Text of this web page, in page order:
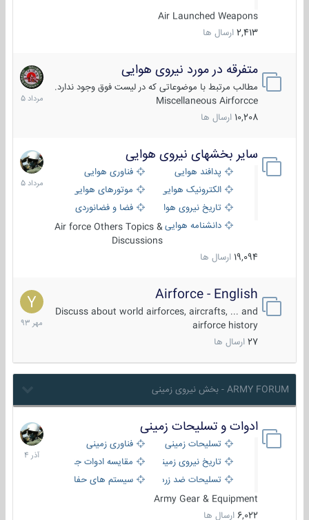
Air Launched Weapons
2,413 ارسال ها
متفرقه در مورد نیروی هوایی
مطالب مرتبط با موضوعاتی که در لیست فوق وجود ندارد.
Miscellaneous Airforcce
10,208 ارسال ها
7
مرداد
1405
سایر بخشهای نیروی هوایی
پدافند هوایی
فناوری هوایی
الکترونیک هوایی
موتورهای هوایی
تاریخ نیروی هوایی
فضا و فضانوردی
دانشنامه هواییAir force Others Topics &
Discussions
19,094 ارسال ها
2
مرداد
1405
Airforce - English
Discuss about world airforces, aircrafts, ... and
airforce history
27 ارسال ها
15
مهر
1393
ARMY FORUM - بخش نیروی زمینی
ادوات و تسلیحات زمینی
تسلیحات زمینی
فناوری زمینی
تاریخ نیروی زمینی
مقایسه ادوات جنگی
تسلیحات ضد زره
سیستم های حفاظت فعال
Army Gear & Equipment
6,022 ارسال ها
21
آذر
1404